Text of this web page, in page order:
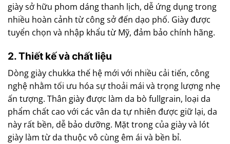
giày sở hữu phom dáng thanh lịch, dễ ứng dụng trong
nhiều hoàn cảnh từ công sở đến dạo phố. Giày được
tuyển chọn và nhập khẩu từ Mỹ, đảm bảo chính hãng.
2. Thiết kế và chất liệu
Dòng giày chukka thế hệ mới với nhiều cải tiến, công
nghệ nhằm tối ưu hóa sự thoải mái và trọng lượng nhẹ
ấn tượng. Thân giày được làm da bò fullgrain, loại da
phẩm chất cao với các vân da tự nhiên được giữ lại, da
này rất bền, dễ bảo dưỡng. Mặt trong của giày và lót
giày làm từ da thuộc vô cùng êm ái và bền bỉ.